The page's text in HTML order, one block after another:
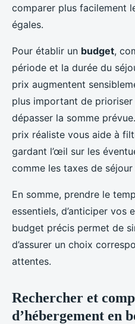
comparer plus facilement
égales.
Pour établir un budget,
période et la durée du
prix augmentent
plus important de
dépasser la somme
prix réaliste vous aide à
gardant l’œil sur les
comme les taxes de
En somme, prendre le
essentiels, d’anticiper vos
budget précis permet de
d’assurer un choix
attentes.
Rechercher et
d’hébergement en